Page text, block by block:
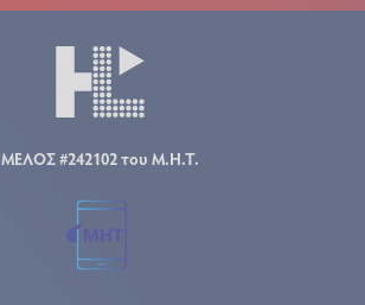
ΜΕΛΟΣ #242102 του Μ.Η.Τ.